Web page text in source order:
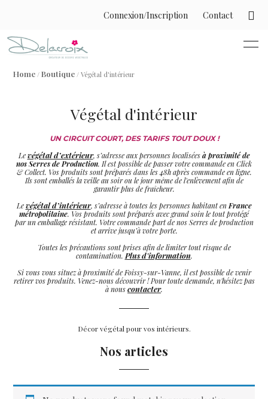
Connexion/Inscription Contact
Home /Boutique / Végétal d'intérieur
Végétal d'intérieur
UN CIRCUIT COURT, DES TARIFS TOUT DOUX !
Levégétal d’extérieur, s’adresse aux personnes localiséesà proximité de
nos Serres de Production. Il est possible de passer votre commande en Click
& Collect. Vos produits sont préparés dans les 48h après commande en ligne.
Ils sont emballés la veille au soir ou le jour même de l'enlèvement afin de
garantir plus de fraîcheur.
Levégétal d’intérieur, s’adresse à toutes les personnes habitant enFrance
métropolitaine. Vos produits sont préparés avec grand soin le tout protégé
par un emballage résistant. Votre commande part de nos Serres de production
et arrive jusqu’à votre porte.
Toutes les précautions sont prises afin de limiter tout risque de
contamination. Plus d'information.
Si vous vous situez à proximité de Foissy-sur-Vanne, il est possible de venir
retirer vos produits. Venez-nous découvrir ! Pour toute demande, n'hésitez pas
à nouscontacter.
Décor végétal pour vos intérieurs.
Nos articles